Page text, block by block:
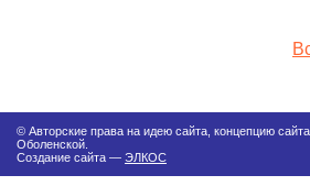
© Авторские права на идею сайта, концепцию
Оболенской.
Создание сайта — ЭЛКОС